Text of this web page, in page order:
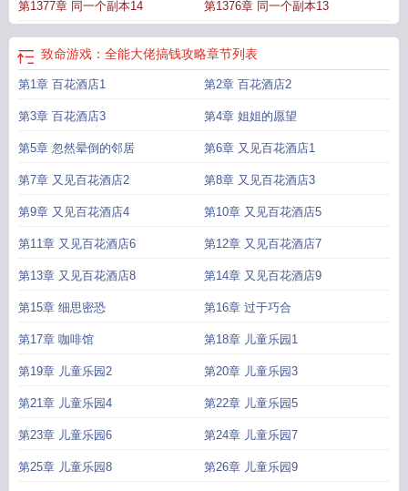
第1377章 同一个副本14 第1376章 同一个副本13
致命游戏：全能大佬搞钱攻略章节列表
第1章 百花酒店1 第2章 百花酒店2
第3章 百花酒店3 第4章 姐姐的愿望
第5章 忽然晕倒的邻居 第6章 又见百花酒店1
第7章 又见百花酒店2 第8章 又见百花酒店3
第9章 又见百花酒店4 第10章 又见百花酒店5
第11章 又见百花酒店6 第12章 又见百花酒店7
第13章 又见百花酒店8 第14章 又见百花酒店9
第15章 细思密恐 第16章 过于巧合
第17章 咖啡馆 第18章 儿童乐园1
第19章 儿童乐园2 第20章 儿童乐园3
第21章 儿童乐园4 第22章 儿童乐园5
第23章 儿童乐园6 第24章 儿童乐园7
第25章 儿童乐园8 第26章 儿童乐园9